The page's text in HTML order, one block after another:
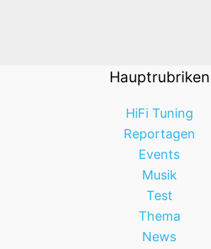
Hauptrubriken
HiFi Tuning
Reportagen
Events
Musik
Test
Thema
News